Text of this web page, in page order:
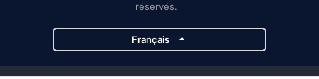
réservés.
Français